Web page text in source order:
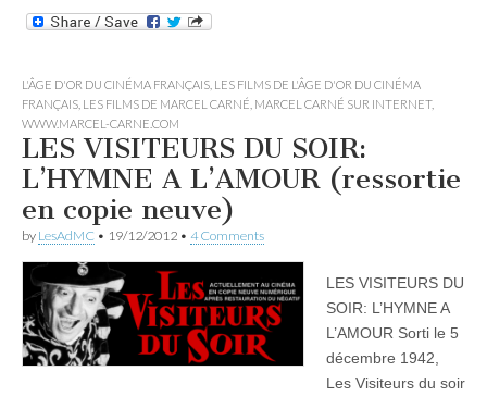
L'ÂGE D'OR DU CINÉMA FRANÇAIS LES FILMS DE L'ÂGE D'OR DU CINÉMA
FRANÇAIS LES FILMS DE MARCEL CARNÉ MARCEL CARNÉ SUR INTERNET,
WWW.MARCEL-CARNE.COM
LES VISITEURS DU SOIR:
L’HYMNE A L’AMOUR (ressortie
en copie neuve)
by LesAdMC • 19/12/2012 • 4 Comments
LES VISITEURS DU
SOIR: L’HYMNE A
L’AMOUR Sorti le 5
décembre 1942,
Les Visiteurs du soir